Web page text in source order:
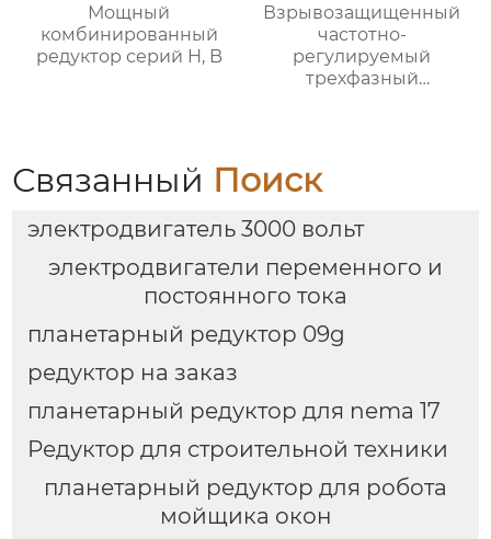
Мощный
комбинированный
редуктор серий H, B
Взрывозащищенный
частотно-
регулируемый
трехфазный
Связанный Поиск
электродвигатель 3000 вольт
электродвигатели переменного и
постоянного тока
планетарный редуктор 09g
редуктор на заказ
планетарный редуктор для nema 17
Редуктор для строительной техники
планетарный редуктор для робота
мойщика окон